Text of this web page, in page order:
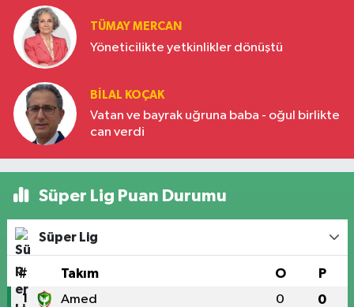
TÜMAY MERCAN
Yöneticilikte yetkinlikler dönüştü
BILAL KOÇAK
Vatan ve bayrak uğruna baba - oğul birlikte
can verdi
Süper Lig Puan Durumu
Süper Lig
# Takım O P
1 Amed 0 0